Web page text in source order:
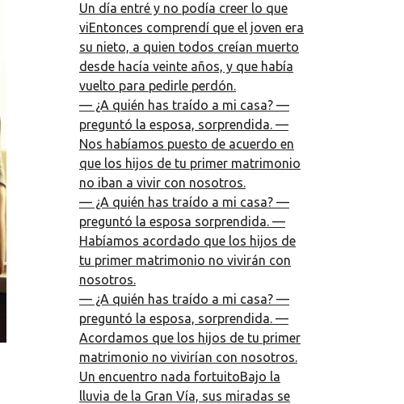
Un día entré y no podía creer lo que
viEntonces comprendí que el joven era
su nieto, a quien todos creían muerto
desde hacía veinte años, y que había
vuelto para pedirle perdón.
— ¿A quién has traído a mi casa? —
preguntó la esposa, sorprendida. —
Nos habíamos puesto de acuerdo en
que los hijos de tu primer matrimonio
no iban a vivir con nosotros.
— ¿A quién has traído a mi casa? —
preguntó la esposa sorprendida. —
Habíamos acordado que los hijos de
tu primer matrimonio no vivirán con
nosotros.
— ¿A quién has traído a mi casa? —
preguntó la esposa, sorprendida. —
Acordamos que los hijos de tu primer
matrimonio no vivirían con nosotros.
Un encuentro nada fortuitoBajo la
lluvia de la Gran Vía, sus miradas se